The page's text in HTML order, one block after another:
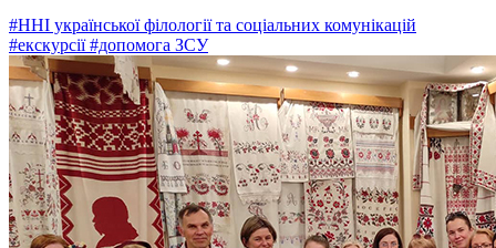
#ННІ української філології та соціальних комунікацій
#екскурсії#допомога ЗСУ